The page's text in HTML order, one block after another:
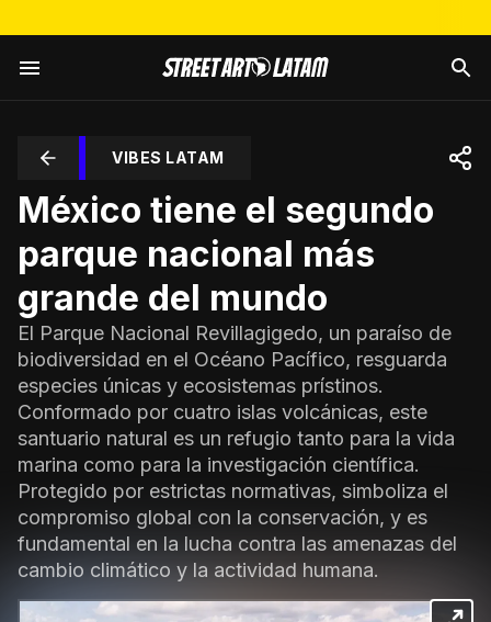
VIBES LATAM
México tiene el segundo
parque nacional más
grande del mundo
El Parque Nacional Revillagigedo, un paraíso de
biodiversidad en el Océano Pacífico, resguarda
especies únicas y ecosistemas prístinos.
Conformado por cuatro islas volcánicas, este
santuario natural es un refugio tanto para la vida
marina como para la investigación científica.
Protegido por estrictas normativas, simboliza el
compromiso global con la conservación, y es
fundamental en la lucha contra las amenazas del
cambio climático y la actividad humana.